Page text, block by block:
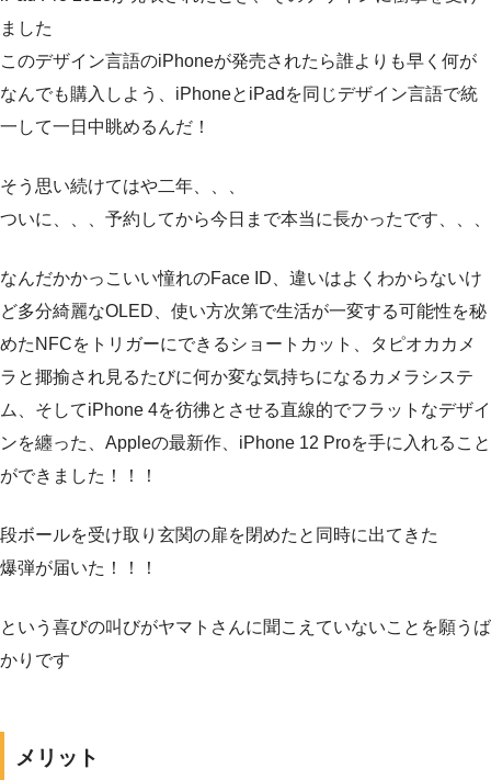
ました
このデザイン言語のiPhoneが発売されたら誰よりも早く何が
なんでも購入しよう、iPhoneとiPadを同じデザイン言語で統
一して一日中眺めるんだ！
そう思い続けてはや二年、、、
ついに、、、予約してから今日まで本当に長かったです、、、
なんだかかっこいい憧れのFace ID、違いはよくわからないけ
ど多分綺麗なOLED、使い方次第で生活が一変する可能性を秘
めたNFCをトリガーにできるショートカット、タピオカカメ
ラと揶揄され見るたびに何か変な気持ちになるカメラシステ
ム、そしてiPhone 4を彷彿とさせる直線的でフラットなデザイ
ンを纏った、Appleの最新作、iPhone 12 Proを手に入れること
ができました！！！
段ボールを受け取り玄関の扉を閉めたと同時に出てきた
爆弾が届いた！！！
という喜びの叫びがヤマトさんに聞こえていないことを願うば
かりです
メリット